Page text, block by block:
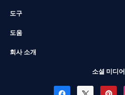
도구
도움
회사 소개
소셜 미디어